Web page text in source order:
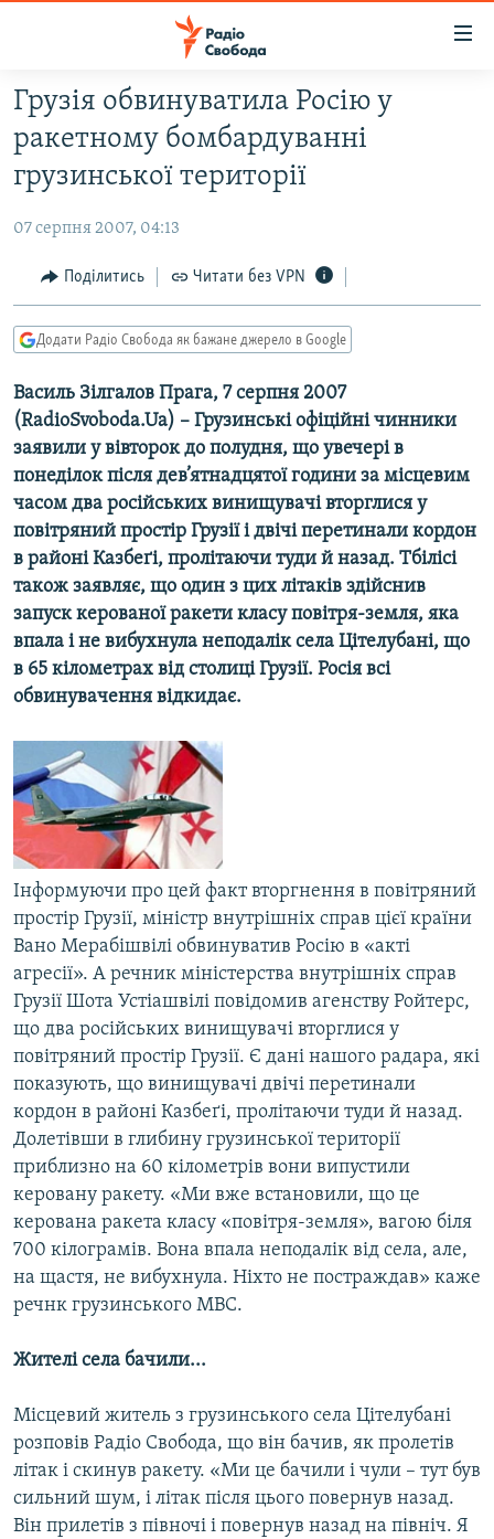
Перейти
до
основного
матеріалу
Перейти
до
навігації
Перейти
до
РАДІО СВОБОДА – 70 РОКІВ
ВСЕ ЗА ДОБУ
СТАТТІ
ПОЛІТИКА
ЕКОНОМІКА
КУЛЬТУРА
СПОРТ
СВІТ
ВІЙНА
РОСІЙСЬКА «ФІЛЬТРАЦІЯ»
КРИМ.РЕАЛІЇ
ТИ ЯК?
СХЕМИ
КИТАЙ.ВИКЛИКИ
МУЛЬТИМЕДІА
ФОТО
СПЕЦПРОЄКТИ
ПОДКАСТИ
КРИМ РЕАЛІЇ
УКР
КТАТ
ДОЛУЧАЙСЯ!
Усі сайти RFE/RL
Грузія обвинуватила Росію у
ракетному бомбардуванні
грузинської території
07 серпня 2007, 04:13
Поділитись Читати без VPN
Додати Радіо Свобода як бажане джерело в Google
Василь Зілгалов Прага, 7 серпня 2007
(RadioSvoboda.Ua) – Грузинські офіційні чинники
заявили у вівторок до полудня, що увечері в
понеділок після дев’ятнадцятої години за місцевим
часом два російських винищувачі вторглися у
повітряний простір Грузії і двічі перетинали кордон
в районі Казбеґі, пролітаючи туди й назад. Тбілісі
також заявляє, що один з цих літаків здійснив
запуск керованої ракети класу повітря-земля, яка
впала і не вибухнула неподалік села Цітелубані, що
в 65 кілометрах від столиці Грузії. Росія всі
обвинувачення відкидає.
Інформуючи про цей факт вторгнення в повітряний
простір Грузії, міністр внутрішніх справ цієї країни
Вано Мерабішвілі обвинуватив Росію в «акті
агресії». А речник міністерства внутрішніх справ
Грузії Шота Устіашвілі повідомив агенству Ройтерс,
що два російських винищувачі вторглися у
повітряний простір Грузії. Є дані нашого радара, які
показують, що винищувачі двічі перетинали
кордон в районі Казбеґі, пролітаючи туди й назад.
Долетівши в глибину грузинської території
приблизно на 60 кілометрів вони випустили
керовану ракету. «Ми вже встановили, що це
керована ракета класу «повітря-земля», вагою біля
700 кілограмів. Вона впала неподалік від села, але,
на щастя, не вибухнула. Ніхто не постраждав» каже
речнк грузинського МВС.
Жителі села бачили...
Місцевий житель з грузинського села Цітелубані
розповів Радіо Свобода, що він бачив, як пролетів
літак і скинув ракету. «Ми це бачили і чули – тут був
сильний шум, і літак після цього повернув назад.
Він прилетів з півночі і повернув назад на північ. Я